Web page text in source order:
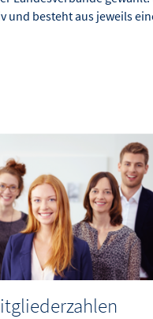
und besteht aus jeweils